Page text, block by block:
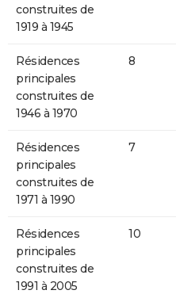
construites de
1919 à 1945
Résidences
principales
construites de
1946 à 1970
8
Résidences
principales
construites de
1971 à 1990
7
Résidences
principales
construites de
1991 à 2005
10